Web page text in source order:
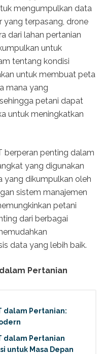
mengumpulkan data
yang terpasang, drone
dari lahan pertanian
untuk
tentang kondisi
untuk membuat peta
mana yang
petani dapat
untuk meningkatkan
berperan penting dalam
yang digunakan
yang dikumpulkan oleh
sistem manajemen
petani
dari berbagai
data yang lebih baik.
Pertanian
dalam Pertanian:
dalam Pertanian
untuk Masa Depan